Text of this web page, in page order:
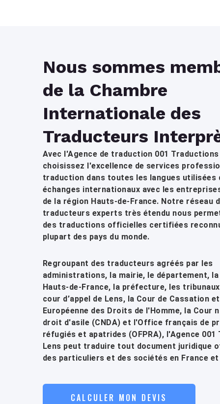
Nous sommes
de la Chambre
Internationale des
Traducteurs
Avec l'Agence de traduction 001
choisissez l'excellence de services
traduction dans toutes les langues utilisées
échanges internationaux avec les
de la région Hauts-de-France. Notre réseau
traducteurs experts très étendu nous
des traductions officielles certifiées
plupart des pays du monde.
Regroupant des traducteurs agréés par les
administrations, la mairie, le département,
Hauts-de-France, la préfecture, les
cour d’appel de Lens, la Cour de Cassation
Européenne des Droits de l'Homme, la Cour
droit d'asile (CNDA) et l'Office français de
réfugiés et apatrides (OFPRA), l'Agence
Lens peut traduire tout document juridique
des particuliers et des sociétés en France
CALCULER MON DEVIS